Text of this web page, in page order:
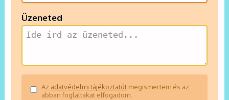
Üzeneted
Az adatvédelmi tájékoztatót megismertem és az
abban foglaltakat elfogadom.